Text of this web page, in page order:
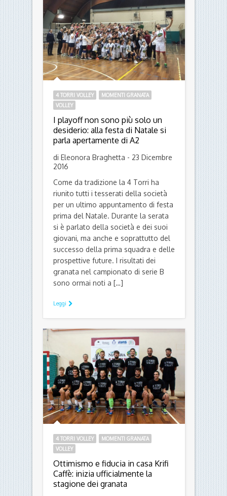
4 TORRI VOLLEY
MOMENTI GRANATA
VOLLEY
I playoff non sono più solo un
desiderio: alla festa di Natale si
parla apertamente di A2
di Eleonora Braghetta - 23 Dicembre
2016
Come da tradizione la 4 Torri ha
riunito tutti i tesserati della società
per un ultimo appuntamento di festa
prima del Natale. Durante la serata
si è parlato della società e dei suoi
giovani, ma anche e soprattutto del
successo della prima squadra e delle
prospettive future. I risultati dei
granata nel campionato di serie B
sono ormai noti a […]
Leggi
4 TORRI VOLLEY
MOMENTI GRANATA
VOLLEY
Ottimismo e fiducia in casa Krifi
Caffè: inizia ufficialmente la
stagione dei granata